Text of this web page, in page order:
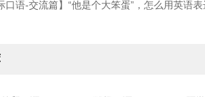
语-交流篇】“他是个大笨蛋”，怎么用英语表